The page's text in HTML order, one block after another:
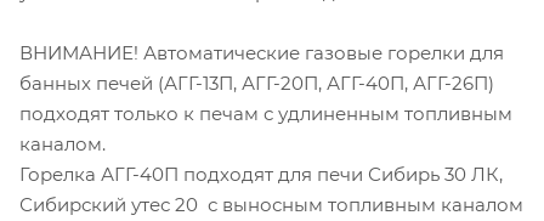
ВНИМАНИЕ! Автоматические газовые горелки для
банных печей (АГГ-13П, АГГ-20П, АГГ-40П, АГГ-26П)
подходят только к печам с удлиненным топливным
каналом.
Горелка АГГ-40П подходят для печи Сибирь 30 ЛК,
Сибирский утес 20 с выносным топливным каналом